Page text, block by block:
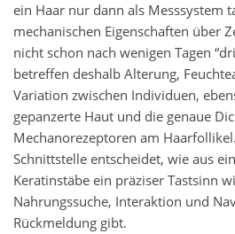
ein Haar nur dann als Messsystem
mechanischen Eigenschaften über
nicht schon nach wenigen Tagen
betreffen deshalb Alterung,
Variation zwischen Individuen,
gepanzerte Haut und die genaue
Mechanorezeptoren am
Schnittstelle entscheidet, wie aus
Keratinstäbe ein präziser Tastsinn
Nahrungssuche, Interaktion und
Rückmeldung gibt.